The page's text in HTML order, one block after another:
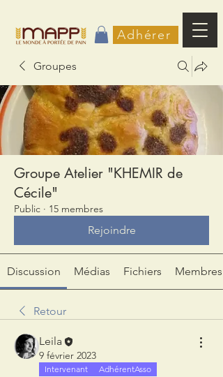
Adhérer
Groupes
Groupe Atelier "KHEMIR de
Cécile"
Public · 15 membres
Rejoindre
Discussion Médias Fichiers Membres
Retour
Leila
9 février 2023
Intervenant AdhérentAsso